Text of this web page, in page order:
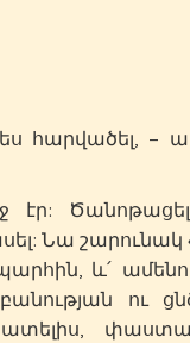
հարվածել, –
էր:
Նա շարունակ
և՛
ու